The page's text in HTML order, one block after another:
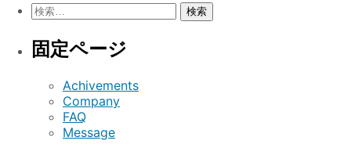
検
固定ページ
Achivements
Company
FAQ
Message